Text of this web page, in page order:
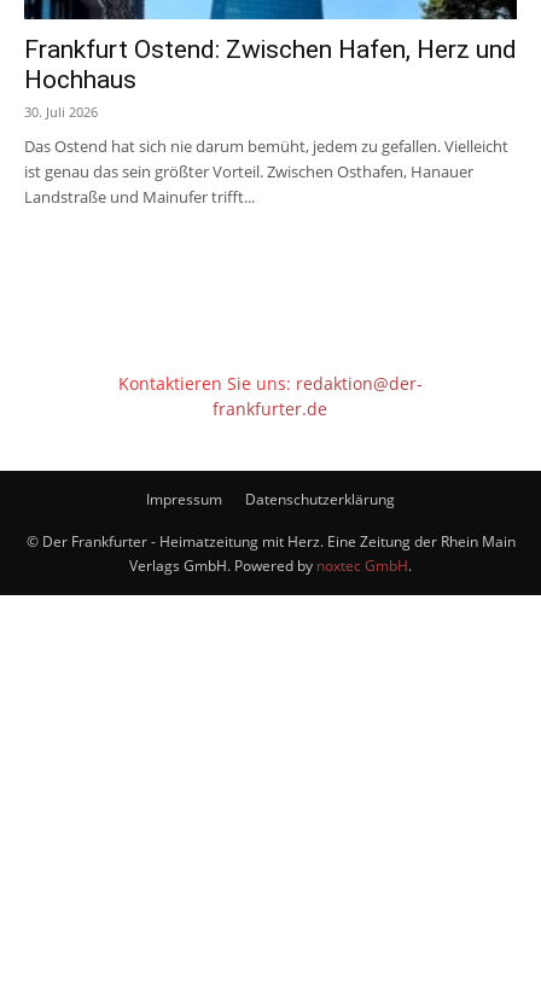
Frankfurt Ostend: Zwischen Hafen, Herz und
Hochhaus
30. Juli 2026
Das Ostend hat sich nie darum bemüht, jedem zu gefallen. Vielleicht
ist genau das sein größter Vorteil. Zwischen Osthafen, Hanauer
Landstraße und Mainufer trifft...
Kontaktieren Sie uns: redaktion@der-
frankfurter.de
Impressum Datenschutzerklärung
© Der Frankfurter - Heimatzeitung mit Herz. Eine Zeitung der Rhein Main
Verlags GmbH. Powered by noxtec GmbH.